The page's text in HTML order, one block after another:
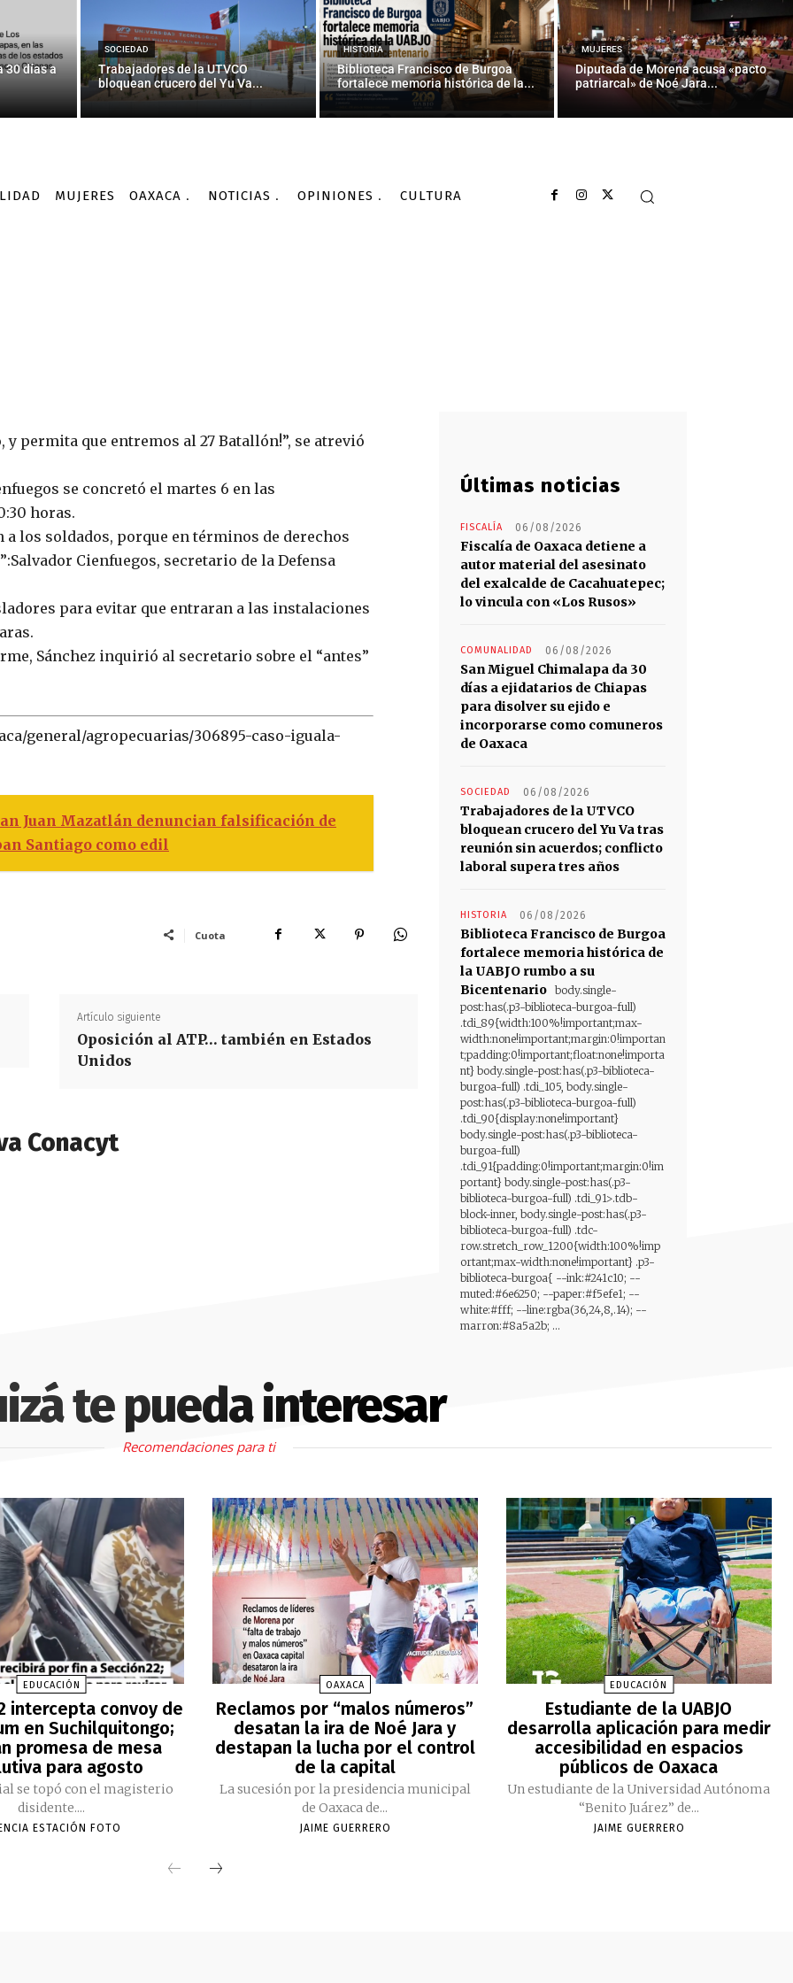
30 días a
SOCIEDAD
Trabajadores de la UTVCO
bloquean crucero del Yu Va...
HISTORIA
Biblioteca Francisco de Burgoa
fortalece memoria histórica de la...
MUJERES
Diputada de Morena acusa «pacto
patriarcal» de Noé Jara...
MUJERES OAXACA NOTICIAS OPINIONES CULTURA
Sedena, cerrazón y soberbia
Por AGENCIA INFORMATIVA CONACYT - 11/10/2015
permita que entremos al 27 Batallón!”, se atrevió
se concretó el martes 6 en las
horas.
los soldados, porque en términos de derechos
Cienfuegos, secretario de la Defensa
para evitar que entraran a las instalaciones
Sánchez inquirió al secretario sobre el “antes”
general/agropecuarias/306895-caso-iguala-
Juan Mazatlán denuncian falsificación de
Santiago como edil
Cuota
Artículo siguiente
Oposición al ATP… también en Estados
Unidos
Conacyt
Últimas noticias
FISCALÍA 06/08/2026
Fiscalía de Oaxaca detiene a
autor material del asesinato
del exalcalde de Cacahuatepec;
lo vincula con «Los Rusos»
COMUNALIDAD 06/08/2026
San Miguel Chimalapa da 30
días a ejidatarios de Chiapas
para disolver su ejido e
incorporarse como comuneros
de Oaxaca
SOCIEDAD 06/08/2026
Trabajadores de la UTVCO
bloquean crucero del Yu Va tras
reunión sin acuerdos; conflicto
laboral supera tres años
HISTORIA 06/08/2026
Biblioteca Francisco de Burgoa
fortalece memoria histórica de
la UABJO rumbo a su
Bicentenario body.single-
post:has(.p3-biblioteca-burgoa-full)
.tdi_89{width:100%!important;max-
width:none!important;margin:0!importan
t;padding:0!important;float:none!importa
nt} body.single-post:has(.p3-biblioteca-
burgoa-full) .tdi_105, body.single-
post:has(.p3-biblioteca-burgoa-full)
.tdi_90{display:none!important}
body.single-post:has(.p3-biblioteca-
burgoa-full)
.tdi_91{padding:0!important;margin:0!im
portant} body.single-post:has(.p3-
biblioteca-burgoa-full) .tdi_91>.tdb-
block-inner, body.single-post:has(.p3-
biblioteca-burgoa-full) .tdc-
row.stretch_row_1200{width:100%!imp
ortant;max-width:none!important} .p3-
biblioteca-burgoa{ --ink:#241c10; --
muted:#6e6250; --paper:#f5efe1; --
white:#fff; --line:rgba(36,24,8,.14); --
marron:#8a5a2b; ...
te pueda interesar
Recomendaciones para ti
EDUCACIÓN
intercepta convoy de
en Suchilquitongo;
promesa de mesa
para agosto
se topó con el magisterio
disidente....
ESTACIÓN FOTO
OAXACA
Reclamos por “malos números”
desatan la ira de Noé Jara y
destapan la lucha por el control
de la capital
La sucesión por la presidencia municipal
de Oaxaca de...
JAIME GUERRERO
EDUCACIÓN
Estudiante de la UABJO
desarrolla aplicación para medir
accesibilidad en espacios
públicos de Oaxaca
Un estudiante de la Universidad Autónoma
“Benito Juárez” de...
JAIME GUERRERO